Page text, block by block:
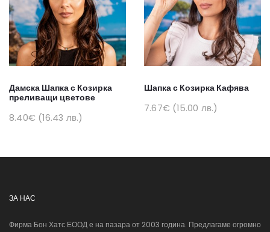
Дамска Шапка с Козирка
преливащи цветове
8.40€ (16.43 лв.)
Шапка с Козирка Кафява
7.67€ (15.00 лв.)
ЗА НАС
Фирма Бон Хатс ЕООД е на пазара от 2003 година. Предлагаме огромно